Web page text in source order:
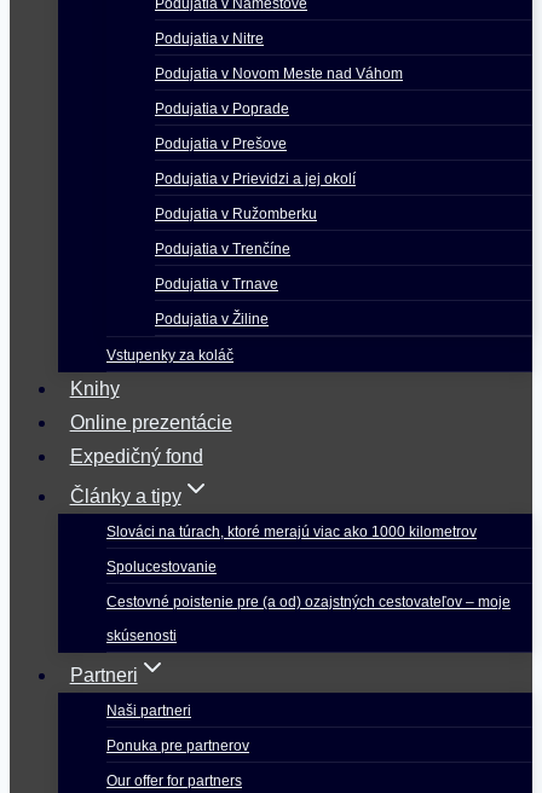
Podujatia v Námestove
Podujatia v Nitre
Podujatia v Novom Meste nad Váhom
Podujatia v Poprade
Podujatia v Prešove
Podujatia v Prievidzi a jej okolí
Podujatia v Ružomberku
Podujatia v Trenčíne
Podujatia v Trnave
Podujatia v Žiline
Vstupenky za koláč
Knihy
Online prezentácie
Expedičný fond
Články a tipy
Slováci na túrach, ktoré merajú viac ako 1000 kilometrov
Spolucestovanie
Cestovné poistenie pre (a od) ozajstných cestovateľov – moje
skúsenosti
Partneri
Naši partneri
Ponuka pre partnerov
Our offer for partners